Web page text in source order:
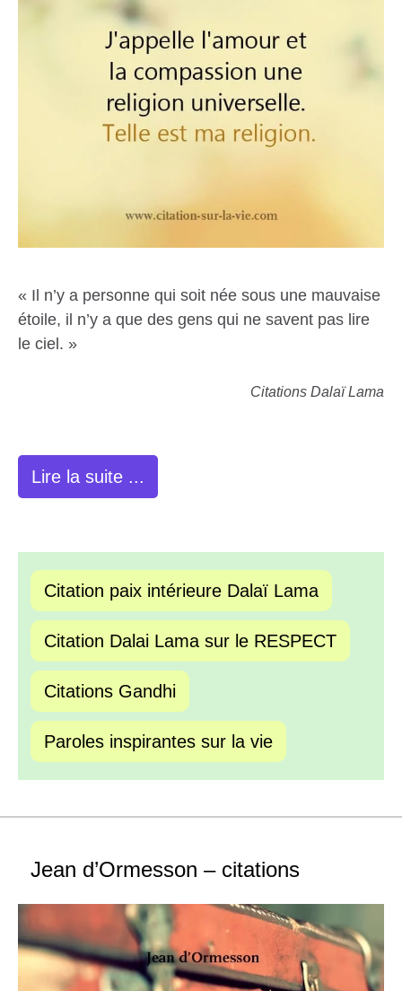
« Il n’y a personne qui soit née sous une mauvaise
étoile, il n’y a que des gens qui ne savent pas lire
le ciel. »
Citations Dalaï Lama
Lire la suite ...
Citation paix intérieure Dalaï Lama
Citation Dalai Lama sur le RESPECT
Citations Gandhi
Paroles inspirantes sur la vie
Jean d’Ormesson – citations